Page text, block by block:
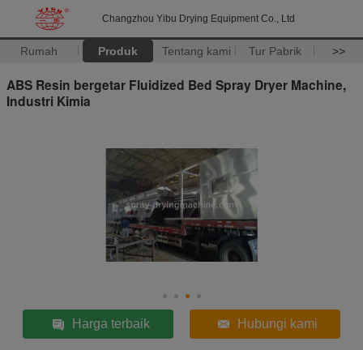
Changzhou Yibu Drying Equipment Co., Ltd
Rumah Produk Tentang kami Tur Pabrik >>
ABS Resin bergetar Fluidized Bed Spray Dryer Machine,
Industri Kimia
Harga terbaik Hubungi kami